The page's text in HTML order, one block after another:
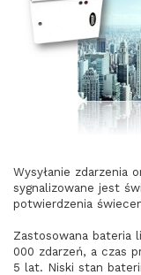
Wysyłanie zdarzenia
sygnalizowane jest
potwierdzenia
Zastosowana bateria
000 zdarzeń, a czas
5 lat. Niski stan